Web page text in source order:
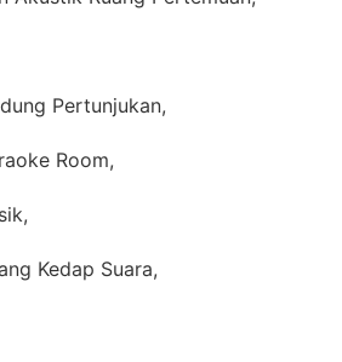
Pertunjukan,
Room,
Kedap Suara,